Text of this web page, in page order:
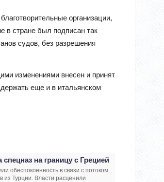
организации,
в стране был подписан так
судов, без разрешения
изменениями внесен и принят
еще и в итальянском
на границу с Грецией
обеспокоенность в связи с потоком
из Турции. Власти расценили